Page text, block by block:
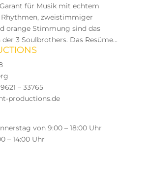
Garant für Musik mit echtem
Rhythmen, zweistimmiger
orange Stimmung sind das
3 Soulbrothers. Das Resüme...
– 33765
productions.de
von 9:00 – 18:00 Uhr
– 14:00 Uhr